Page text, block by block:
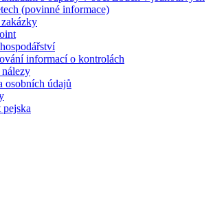
(povinné informace)
informací o kontrolách
osobních údajů
pejska